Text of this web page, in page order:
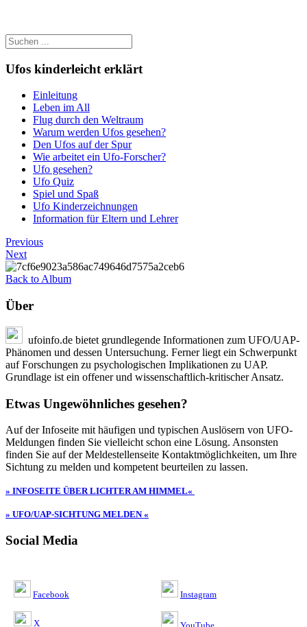
Ufos kinderleicht erklärt
Einleitung
Leben im All
Flug durch den Weltraum
Warum werden Ufos gesehen?
Den Ufos auf der Spur
Wie arbeitet ein Ufo-Forscher?
Ufo gesehen?
Ufo Quiz
Spiel und Spaß
Ufo Kinderzeichnungen
Information für Eltern und Lehrer
Previous
Next
Back to Album
Über
ufoinfo.de bietet grundlegende Informationen zum UFO/UAP-
Phänomen und dessen Untersuchung. Ferner liegt ein Schwerpunkt
auf Forschungen zu psychologischen Implikationen zu UAP.
Grundlage ist ein offener und wissenschaftlich-kritischer Ansatz.
Etwas Ungewöhnliches gesehen?
Auf der Infoseite mit häufigen und typischen Auslösern von UFO-
Meldungen finden Sie vielleicht schon eine Lösung. Ansonsten
finden Sie auf der Meldestellenseite Kontaktmöglichkeiten, um Ihre
Sichtung zu melden und kompetent beurteilen zu lassen.
» INFOSEITE ÜBER LICHTER AM HIMMEL«
» UFO/UAP-SICHTUNG MELDEN «
Social Media
Facebook
X
Instagram